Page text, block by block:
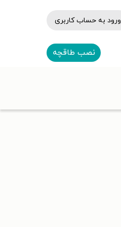
ورود به حساب کاربری
نصب طاقچه